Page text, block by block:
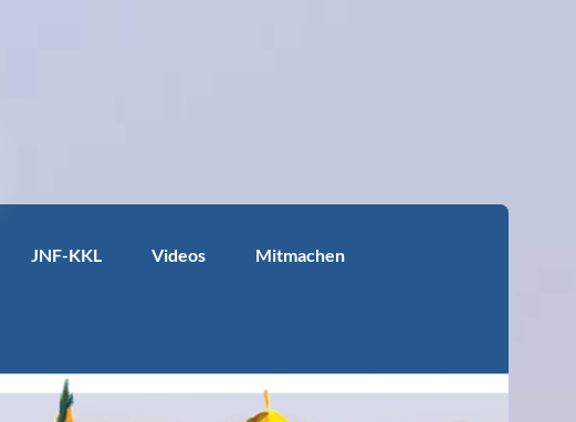
JNF-KKL Videos Mitmachen